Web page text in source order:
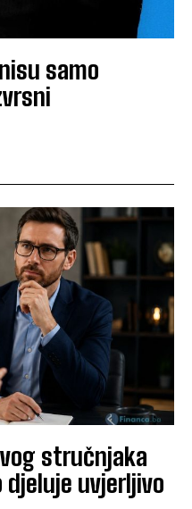
samo
stručnjaka
djeluje uvjerljivo